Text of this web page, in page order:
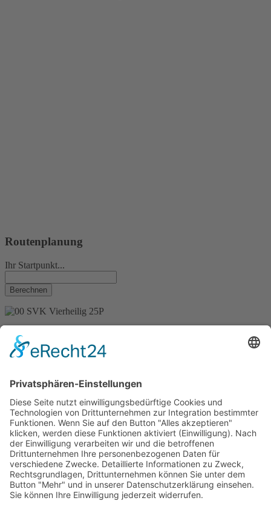
Routenplanung
Ihr Startpunkt...
Kontakt
Stefan Vierheilig
Künzeller Str. 26 b
36093 Künzell
Tel.: +49 (661) - 48011279
Mobil.: +49 (170) - 2721292
E-Mail.: info@svk-schwimmschule.de
Unsere Kurse
-Säuglings- und Babyschwimmen
- Kleinkindschwimmen
-Kinderanfänger - Schwimmkurse